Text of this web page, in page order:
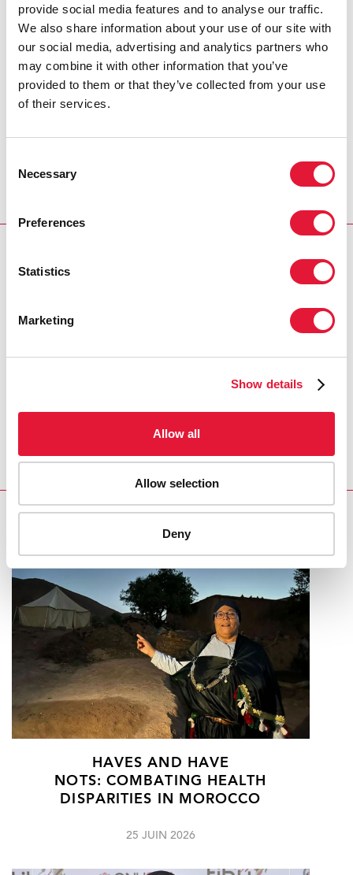
provide social media features and to analyse our traffic.
We also share information about your use of our site with
our social media, advertising and analytics partners who
may combine it with other information that you’ve
provided to them or that they’ve collected from your use
of their services.
Selection
Necessary
Preferences
Statistics
Marketing
Show details
Allow all
Allow selection
Deny
contrainte, qui est une violation des
droits humains élémentaires, fait écho
aux valeurs, aux principes et au travail
fondamentaux de l'ONUSIDA. C'est
l'une des trop nombreuses pratiques qui
ÉGALITÉ DES SEXES ET DIVERSITÉ, ONUSIDA
toute autre forme de stérilisation non volontaire
HAVES AND HAVE
NOTS: COMBATING HEALTH
DISPARITIES IN MOROCCO
25 JUIN 2026